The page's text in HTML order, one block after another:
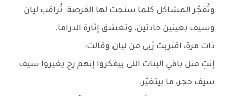
وتُفجّر المشاكل كلما سنحت لها الفرصة. تُراقب ليان
وسيف بعينين حادتين، وتعشق إثارة الدراما.
ذات مرة، اقتربت رُبى من ليان وقالت:
إنتِ متل باقي البنات اللي بيفكروا إنهم رح يغيروا سيف
سيف حجر، ما بيتغيّر.